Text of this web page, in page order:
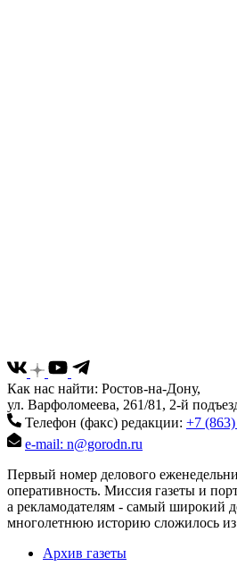
Как нас найти: Ростов-на-Дону,
ул. Варфоломеева, 261/81, 2-й
Телефон (факс) редакции: +7
e-mail: n@gorodn.ru
Первый номер делового
оперативность. Миссия газеты и
а рекламодателям - самый широкий
многолетнюю историю сложилось из
Архив газеты